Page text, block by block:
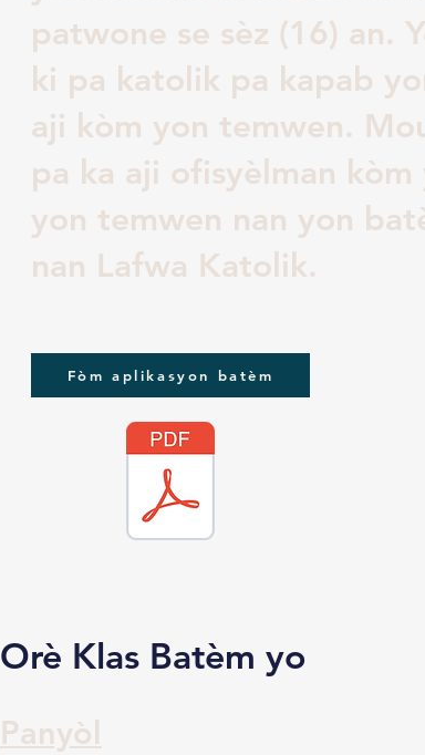
patwone se sèz (16) an.
ki pa katolik pa kapab
aji kòm yon temwen.
pa ka aji ofisyèlman
yon temwen nan yon
nan Lafwa Katolik.
Fòm aplikasyon batèm
Orè Klas Batèm yo
Panyòl